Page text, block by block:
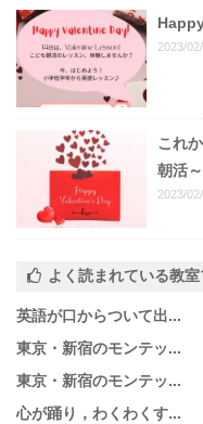
2023/
これ
朝活～
2023/
よく読まれている教
英語が口からついて出...
東京・新宿のモンテッ...
東京・新宿のモンテッ...
心が踊り，わくわくす...